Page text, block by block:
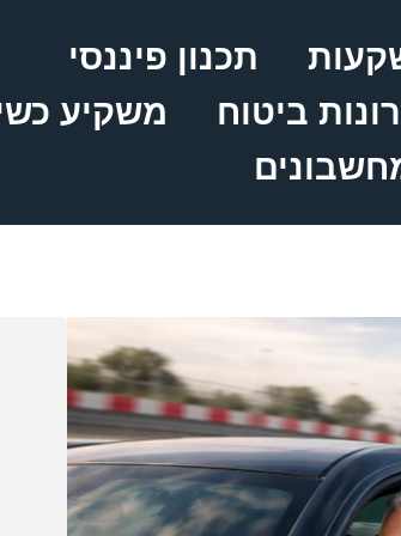
תכנון פיננסי
ביטוח
משקיע